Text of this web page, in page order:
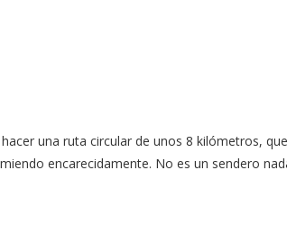
una ruta circular de unos 8 kilómetros,
encarecidamente. No es un sendero